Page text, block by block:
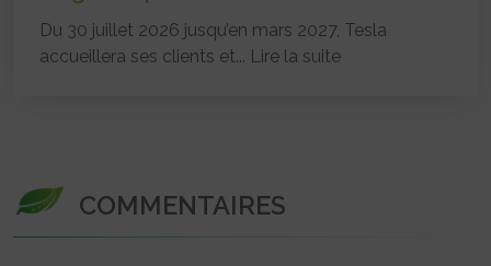
Du 30 juillet 2026 jusqu’en mars 2027, Tesla
accueillera ses clients et... Lire la suite
COMMENTAIRES